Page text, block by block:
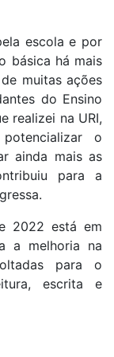
escola e por
básica há mais
muitas ações
do Ensino
realizei na URI,
o
ainda mais as
para a
2022 está em
a melhoria na
para o
escrita e